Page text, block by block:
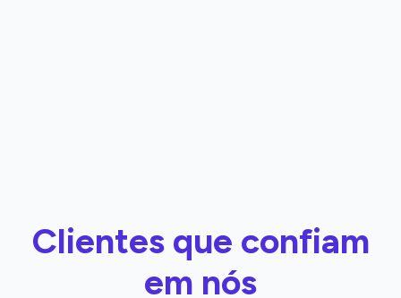
Clientes que confiam
em nós